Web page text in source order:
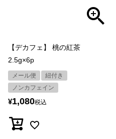
【デカフェ】 桃の紅茶
2.5g×6p
メール便
紐付き
ノンカフェイン
¥1,080税込